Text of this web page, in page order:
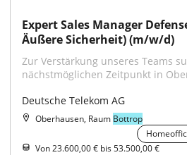
Expert Sales Manager
Äußere Sicherheit) (m/w/d)
Zur Verstärkung unseres Teams
nächstmöglichen Zeitpunkt in
Deutsche Telekom AG
Oberhausen, Raum Bottrop
Von 23.600,00 € bis 53.500,00 €